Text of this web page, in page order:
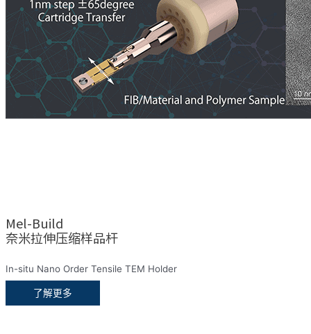
Mel-Build
奈米拉伸压缩样品杆
In-situ Nano Order Tensile TEM Holder
了解更多